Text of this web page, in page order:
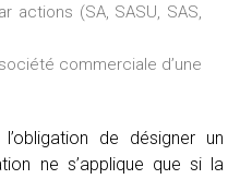
actions (SA, SASU, SAS,
commerciale d’une
de désigner un
ne s’applique que si la